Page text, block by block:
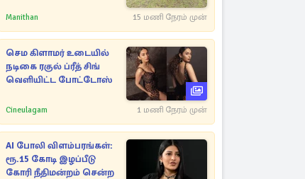
Manithan 15 மணி நேரம் முன்
செம கிளாமர் உடையில்
நடிகை ரகுல் ப்ரீத் சிங்
வெளியிட்ட போட்டோஸ்
Cineulagam 1 மணி நேரம் முன்
AI போலி விளம்பரங்கள்:
ரூ.15 கோடி இழப்பீடு
கோரி நீதிமன்றம் சென்ற